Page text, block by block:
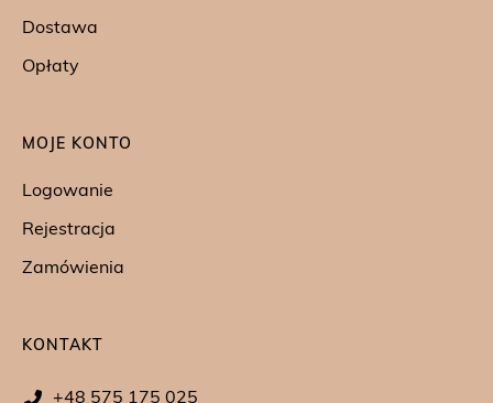
Dostawa
Opłaty
MOJE KONTO
Logowanie
Rejestracja
Zamówienia
KONTAKT
+48 575 175 025